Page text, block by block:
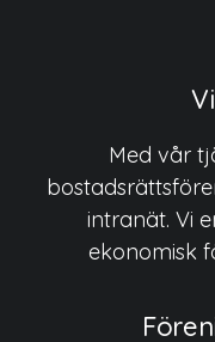
Med vår
intranät. Vi
ekonomisk